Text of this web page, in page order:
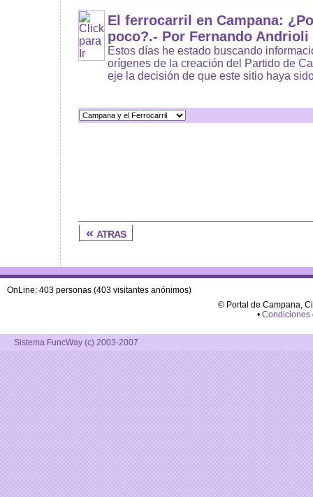
El ferrocarril en Campana:
poco?.- Por Fernando Andrioli
Estos días he estado buscando
orígenes de la creación del Partido de
eje la decisión de que este sitio haya
« atras
OnLine: 403 personas (403 visitantes anónimos)
© Portal de Campana,
• Condiciones
Sistema FuncWay (c) 2003-2007